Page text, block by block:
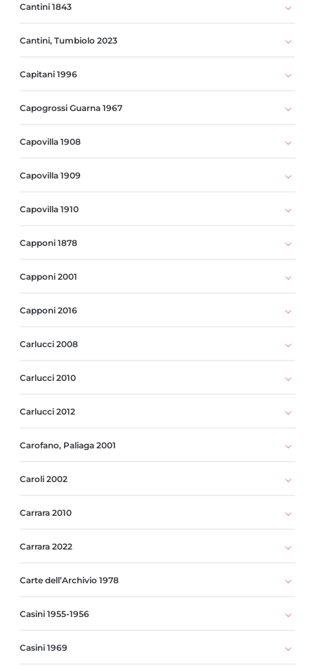
Cantini 1843
Cantini, Tumbiolo 2023
Capitani 1996
Capogrossi Guarna 1967
Capovilla 1908
Capovilla 1909
Capovilla 1910
Capponi 1878
Capponi 2001
Capponi 2016
Carlucci 2008
Carlucci 2010
Carlucci 2012
Carofano, Paliaga 2001
Caroli 2002
Carrara 2010
Carrara 2022
Carte dell’Archivio 1978
Casini 1955-1956
Casini 1969